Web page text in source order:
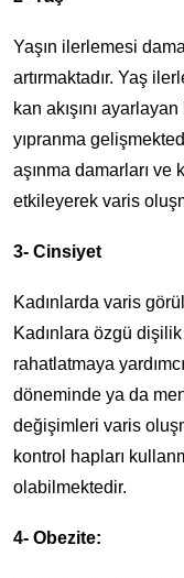
Yaşın ilerlemesi
artırmaktadır. Yaş
kan akışını
yıpranma
aşınma damarları
etkileyerek varis
3- Cinsiyet
Kadınlarda varis
Kadınlara özgü
rahatlatmaya
döneminde ya da
değişimleri varis
kontrol hapları
olabilmektedir.
4- Obezite: